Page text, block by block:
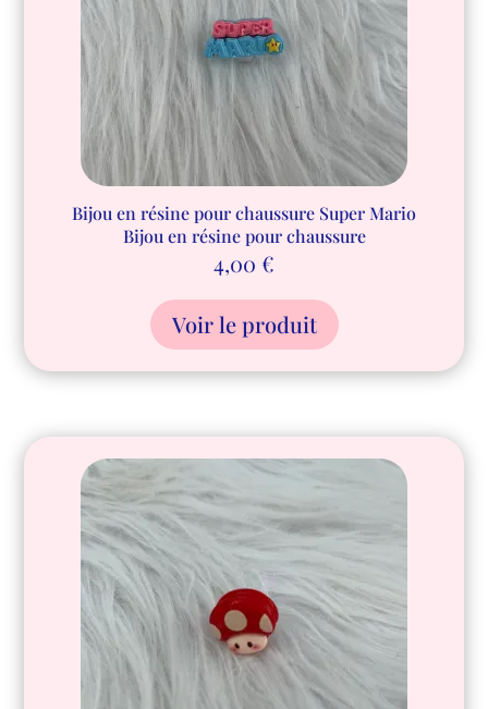
Bijou en résine pour chaussure Super Mario
Bijou en résine pour chaussure
4,00 €
Voir le produit